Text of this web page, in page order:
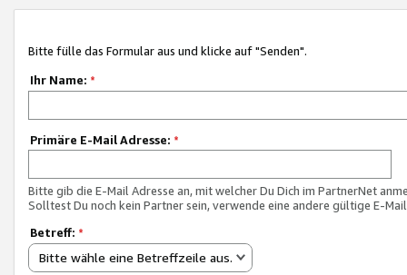
Bitte fülle das Formular aus und klicke auf "Senden".
Ihr Name: *
Primäre E-Mail Adresse: *
Bitte gib die E-Mail Adresse an, mit welcher Du Dich im PartnerNet
Solltest Du noch kein Partner sein, verwende eine andere gültige E-
Betreff: *
Bitte wähle eine Betreffzeile aus.